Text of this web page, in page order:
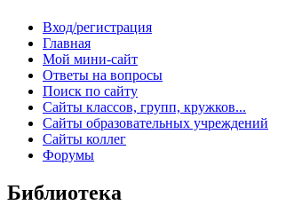
Вход/регистрация
Главная
Мой мини-сайт
Ответы на вопросы
Поиск по сайту
Сайты классов, групп, кружков...
Сайты образовательных учреждений
Сайты коллег
Форумы
Библиотека